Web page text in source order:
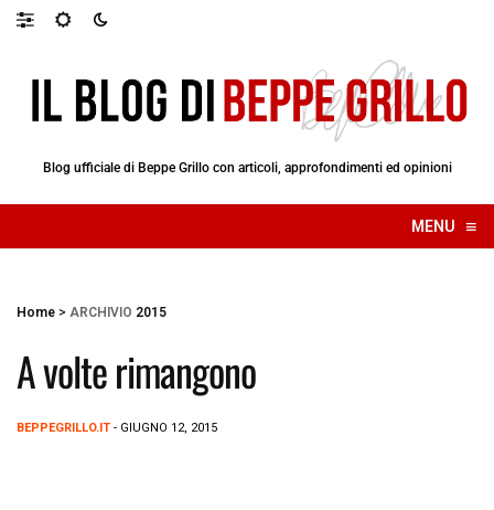
Blog ufficiale di Beppe Grillo con articoli, approfondimenti ed opinioni
MENU ≡
☰
Home > ARCHIVIO 2015
A volte rimangono
BEPPEGRILLO.IT - GIUGNO 12, 2015